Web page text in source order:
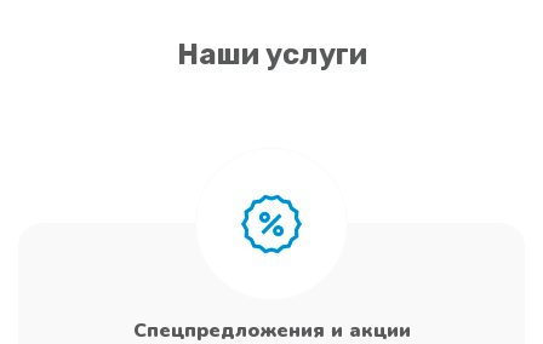
Наши услуги
Спецпредложения и акции